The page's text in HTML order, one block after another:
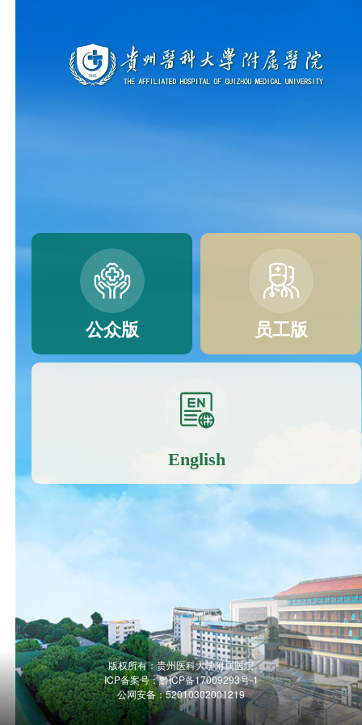
公众版 员工版
English
版权所有：贵州医科大学附属医院
ICP备案号：黔ICP备17009293号-1
公网安备：52010302001219